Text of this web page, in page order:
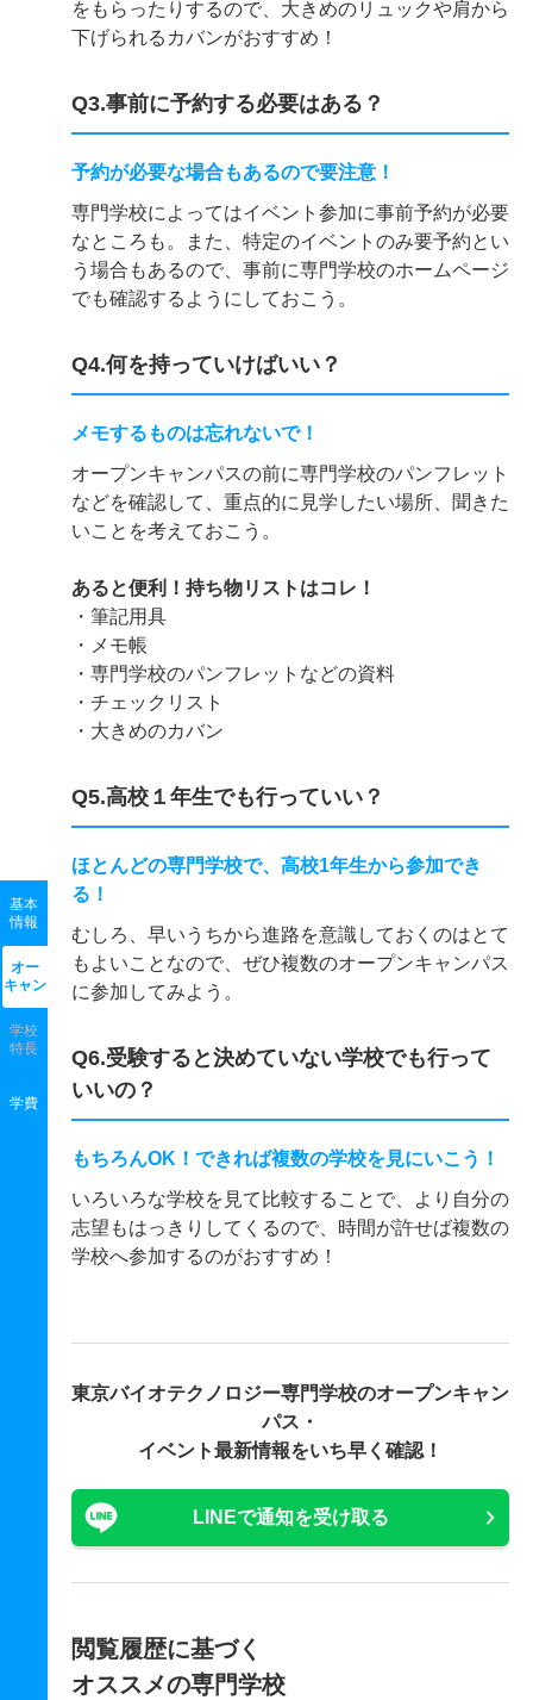
基本
情報
オー
キャン
学校
特長
学費
をもらったりするので、大きめのリュックや肩から
下げられるカバンがおすすめ！
Q3.事前に予約する必要はある？
予約が必要な場合もあるので要注意！
専門学校によってはイベント参加に事前予約が必要
なところも。また、特定のイベントのみ要予約とい
う場合もあるので、事前に専門学校のホームページ
でも確認するようにしておこう。
Q4.何を持っていけばいい？
メモするものは忘れないで！
オープンキャンパスの前に専門学校のパンフレット
などを確認して、重点的に見学したい場所、聞きた
いことを考えておこう。
あると便利！持ち物リストはコレ！
・筆記用具
・メモ帳
・専門学校のパンフレットなどの資料
・チェックリスト
・大きめのカバン
Q5.高校１年生でも行っていい？
ほとんどの専門学校で、高校1年生から参加でき
る！
むしろ、早いうちから進路を意識しておくのはとて
もよいことなので、ぜひ複数のオープンキャンパス
に参加してみよう。
Q6.受験すると決めていない学校でも行って
いいの？
もちろんOK！できれば複数の学校を見にいこう！
いろいろな学校を見て比較することで、より自分の
志望もはっきりしてくるので、時間が許せば複数の
学校へ参加するのがおすすめ！
東京バイオテクノロジー専門学校のオープンキャン
パス・
イベント最新情報をいち早く確認！
LINEで通知を受け取る
閲覧履歴に基づく
オススメの専門学校